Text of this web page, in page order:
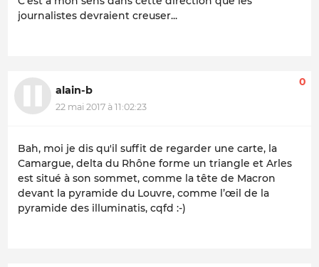
journalistes devraient creuser...
alain-b
22 mai 2017 à 11:02:23
0
Bah, moi je dis qu'il suffit de regarder une carte, la
Camargue, delta du Rhône forme un triangle et Arles
est situé à son sommet, comme la tête de Macron
devant la pyramide du Louvre, comme l’œil de la
pyramide des illuminatis, cqfd :-)